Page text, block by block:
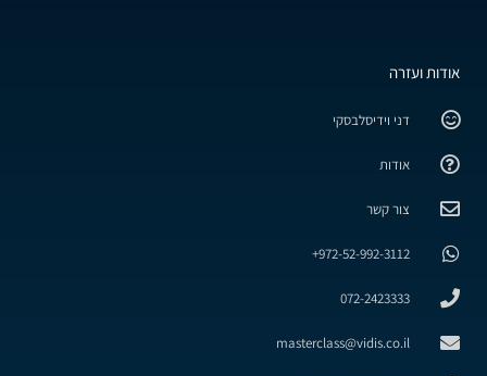
אודות ועזרה
דני וידיסלבסקי
אודות
צור קשר
972-52-992-3112+
072-2423333
masterclass@vidis.co.il